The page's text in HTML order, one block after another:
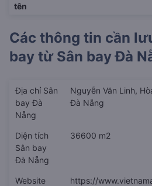
tên
Các thông tin cần
bay từ Sân bay Đà
Địa chỉ Sân
bay Đà
Nẵng
Nguyễn Văn Linh,
Đà Nẵng
Diện tích
Sân bay
Đà Nẵng
36600 m2
Website
https://